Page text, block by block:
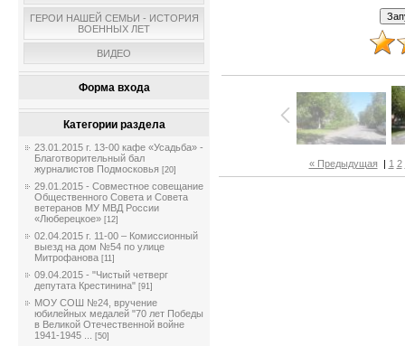
ГЕРОИ НАШЕЙ СЕМЬИ - ИСТОРИЯ
ВОЕННЫХ ЛЕТ
ВИДЕО
Форма входа
Категории раздела
23.01.2015 г. 13-00 кафе «Усадьба» -
Благотворительный бал
журналистов Подмосковья [20]
29.01.2015 - Совместное совещание
Общественного Совета и Совета
ветеранов МУ МВД России
«Люберецкое» [12]
02.04.2015 г. 11-00 – Комиссионный
выезд на дом №54 по улице
Митрофанова [11]
09.04.2015 - "Чистый четверг
депутата Крестинина" [91]
МОУ СОШ №24, вручение
юбилейных медалей "70 лет Победы
в Великой Отечественной войне
1941-1945 ...
[50]
« Предыдущая | 1 2